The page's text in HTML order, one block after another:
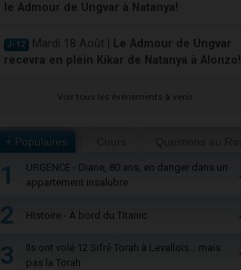
le Admour de Ungvar à Natanya!
J-12 Mardi 18 Août |
Le Admour de Ungvar
recevra en plein Kikar de Natanya à Alonzo!
Voir tous les événements à venir
+ Populaires
1
URGENCE - Diane, 80 ans, en danger dans un
appartement insalubre
2 Histoire - À bord du Titanic
3
Ils ont volé 12 Sifré Torah à Levallois… mais
pas la Torah